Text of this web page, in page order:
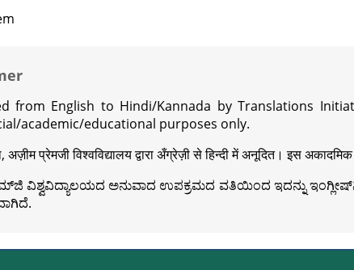
from English to Hindi/Kannada by Translations
academic/educational purposes only.
प्रेमजी विश्वविद्यालय द्वारा अँग्रेज़ी से हिन्दी में अनूदित। इस
ವಿಶ್ವವಿದ್ಯಾಲಯದ ಅನುವಾದ ಉಪಕ್ರಮದ ವತಿಯಿಂದ ಇದನ್ನು